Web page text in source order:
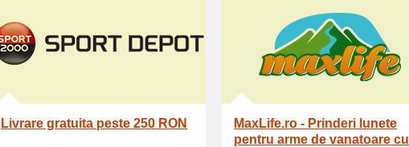
Livrare gratuita peste 250 RON
MaxLife.ro - Prinderi lunete
pentru arme de vanatoare cu